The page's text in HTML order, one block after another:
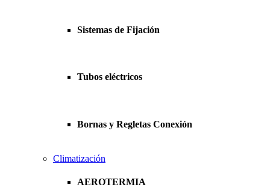
Sistemas de Fijación
Tubos eléctricos
Bornas y Regletas Conexión
Climatización
AEROTERMIA